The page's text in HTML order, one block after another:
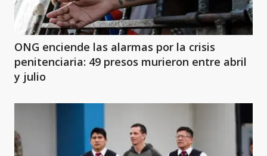
ONG enciende las alarmas por la crisis
penitenciaria: 49 presos murieron entre abril
y julio